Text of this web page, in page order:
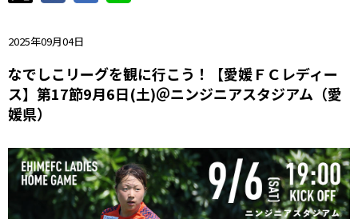
2025年09月04日
なでしこリーグを観に行こう！【愛媛ＦＣレディー
ス】第17節9月6日(土)＠ニンジニアスタジアム（愛
媛県）